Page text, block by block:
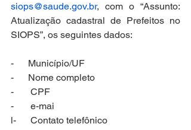
siops@saude.gov.br, com o “Assunto:
Atualização cadastral de Prefeitos no
SIOPS”, os seguintes dados:
-      Município/UF
-      Nome completo
-       CPF
-       e-mai
l-      Contato telefônico